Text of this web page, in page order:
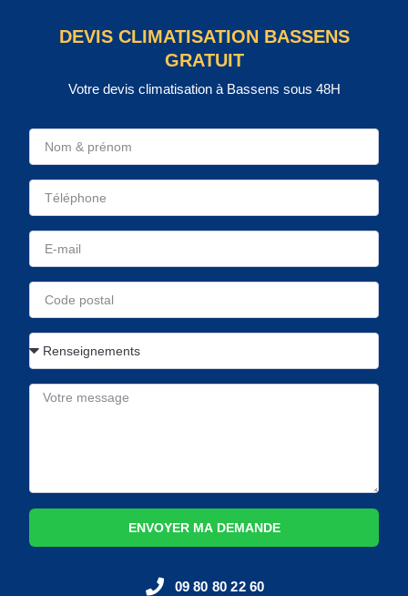
DEVIS CLIMATISATION BASSENS
GRATUIT
Votre devis climatisation à Bassens sous 48H
ENVOYER MA DEMANDE
09 80 80 22 60